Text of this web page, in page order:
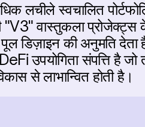
लचीले स्वचालित
वास्तुकला प्रोजेक्ट्स के
डिज़ाइन की अनुमति
उपयोगिता संपत्ति है
से लाभान्वित होती है।